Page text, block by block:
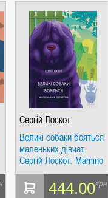
Сергій Лоскот
Великі собаки бояться
маленьких дівчат.
Сергій Лоскот. Mamino
444.00грн